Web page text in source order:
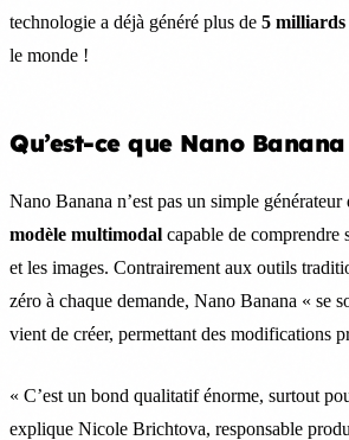
technologie a déjà généré plus de 5 milliards
le monde !
Qu’est-ce que Nano Banana
Nano Banana n’est pas un simple générateur
modèle multimodal capable de comprendre
et les images. Contrairement aux outils
zéro à chaque demande, Nano Banana « se
vient de créer, permettant des modifications
« C’est un bond qualitatif énorme, surtout
explique Nicole Brichtova, responsable